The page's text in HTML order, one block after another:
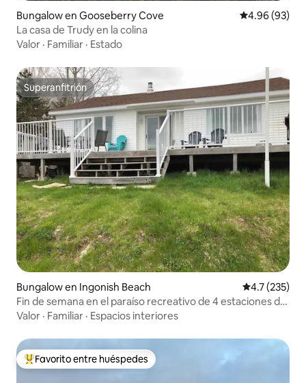
Bungalow en Gooseberry Cove Calificación
4.96 (93)
La casa de Trudy en la colina
Valor · Familiar · Estado
Superanfitrión
Superanfitrión
Bungalow en Ingonish Beach Calificación
4.7 (235)
Fin de semana en el paraíso recreativo de 4 estaciones de
Bernie
Valor · Familiar · Espacios interiores
De los mejores en Favorito entre huéspedes
Favorito entre huéspedes